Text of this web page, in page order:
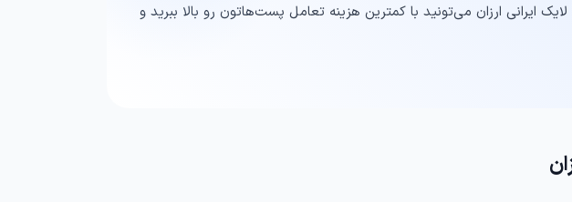
ایرانی ارزان می‌تونید با کمترین هزینه تعامل پست‌هاتون رو بالا ببرید و